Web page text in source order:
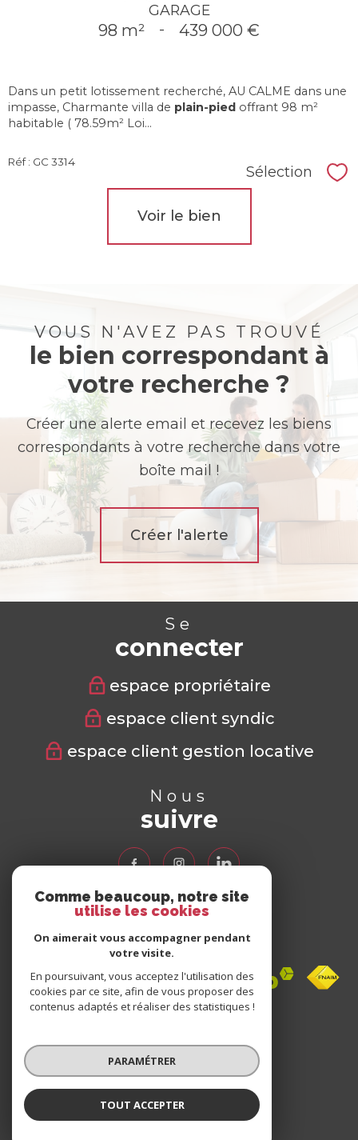
GARAGE
98 m² - 439 000 €
Dans un petit lotissement recherché, AU CALME dans une
impasse, Charmante villa de plain-pied offrant 98 m²
habitable ( 78.59m² Loi...
Réf : GC 3314
Sélection
Voir le bien
VOUS N'AVEZ PAS TROUVÉ
le bien correspondant à
votre recherche ?
Créer une alerte email et recevez les biens
correspondants à votre recherche dans votre
boîte mail !
Créer l'alerte
Se
connecter
espace propriétaire
espace client syndic
espace client gestion locative
Nous
suivre
Nous
adhérons
clients
0 avis
Comme beaucoup, notre site
utilise les cookies
On aimerait vous accompagner pendant
votre visite.
En poursuivant, vous acceptez l'utilisation des
cookies par ce site, afin de vous proposer des
contenus adaptés et réaliser des statistiques !
PARAMÉTRER
TOUT ACCEPTER